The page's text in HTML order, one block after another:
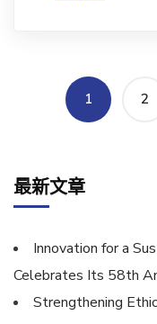
1 2
最新文章
Innovation for a
Celebrates Its 58th
Strengthening